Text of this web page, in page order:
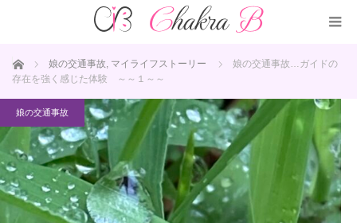
ホーム 娘の交通事故, マイライフストーリー
娘の交通事故…ガイドの
存在を強く感じた体験 ～～１～～
娘の交通事故